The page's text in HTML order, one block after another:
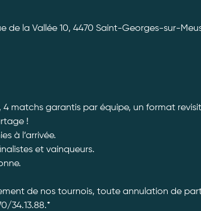
de la Vallée 10, 4470 Saint-Georges-sur-
4 matchs garantis par équipe, un format
!
à l’arrivée.
et vainqueurs.
de nos tournois, toute annulation de
34.13.88.*